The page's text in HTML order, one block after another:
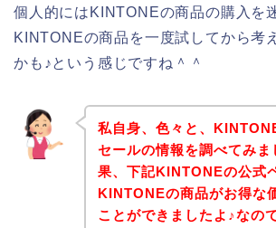
個人的にはKINTONEの商品の購入を
KINTONEの商品を一度試してから考
かも♪という感じですね＾＾
私自身、色々と、
セールの情報を調べてみま
果、下記KINTONEの公式
KINTONEの商品がお得な
ことができましたよ♪なの